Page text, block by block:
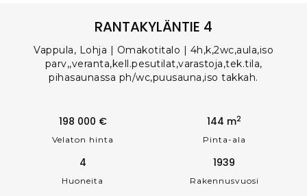
RANTAKYLÄNTIE 4
Vappula, Lohja | Omakotitalo | 4h,k,2wc,aula,iso
parv,,veranta,kell.pesutilat,varastoja,tek.tila,
pihasaunassa ph/wc,puusauna,iso takkah.
198 000 €
Velaton hinta
144 m2
Pinta-ala
4
Huoneita
1939
Rakennusvuosi